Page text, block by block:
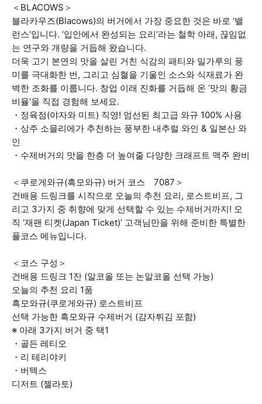
＜BLACOWS＞
블라카우즈(Blacows)의 버거에서 가장 중요한 것은 바로 ‘밸
런스’입니다. ‘입안에서 완성되는 요리’라는 철학 아래, 끊임없
는 연구와 개량을 거듭해 왔습니다.
더욱 고기 본연의 맛을 살린 거친 식감의 패티와 밀가루의 풍
미를 극대화한 번, 그리고 심혈을 기울인 소스와 식재료가 완
벽한 조화를 이룹니다. 창업 이래 진화를 거듭해 온 ‘맛의 황금
비율’을 직접 경험해 보세요.
・정육점(야자와 미트) 직영! 엄선된 최고급 와규 100% 사용
・상주 소믈리에가 추천하는 풍부한 내추럴 와인 & 일본산 와
인
・수제버거의 맛을 한층 더 높여줄 다양한 크래프트 맥주 완비
＜쿠로게와규(흑모와규) 버거 코스 7087＞
건배용 드링크를 시작으로 오늘의 추천 요리, 로스트비프, 그
리고 3가지 중 취향에 맞게 선택할 수 있는 수제버거까지! 오
직 ‘재팬 티켓(Japan Ticket)’ 고객님만을 위해 준비한 특별한
풀코스 메뉴입니다.
＜코스 구성＞
건배용 드링크 1잔 (알코올 또는 논알코올 선택 가능)
오늘의 추천 요리 1품
흑모와규(쿠로게와규) 로스트비프
선택 가능한 흑모와규 수제버거 (감자튀김 포함)
※ 아래 3가지 버거 중 택1
・골든 레티오
・리 테리야키
・버텍스
디저트 (젤라토)